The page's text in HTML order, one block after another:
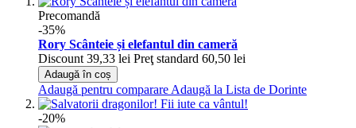
Precomandă
-35%
Rory Scânteie și elefantul din cameră
Discount 39,33 lei Preţ standard 60,50 lei
Adaugă în coș
Adaugă pentru comparare Adaugă la Lista de Dorinte
-20%